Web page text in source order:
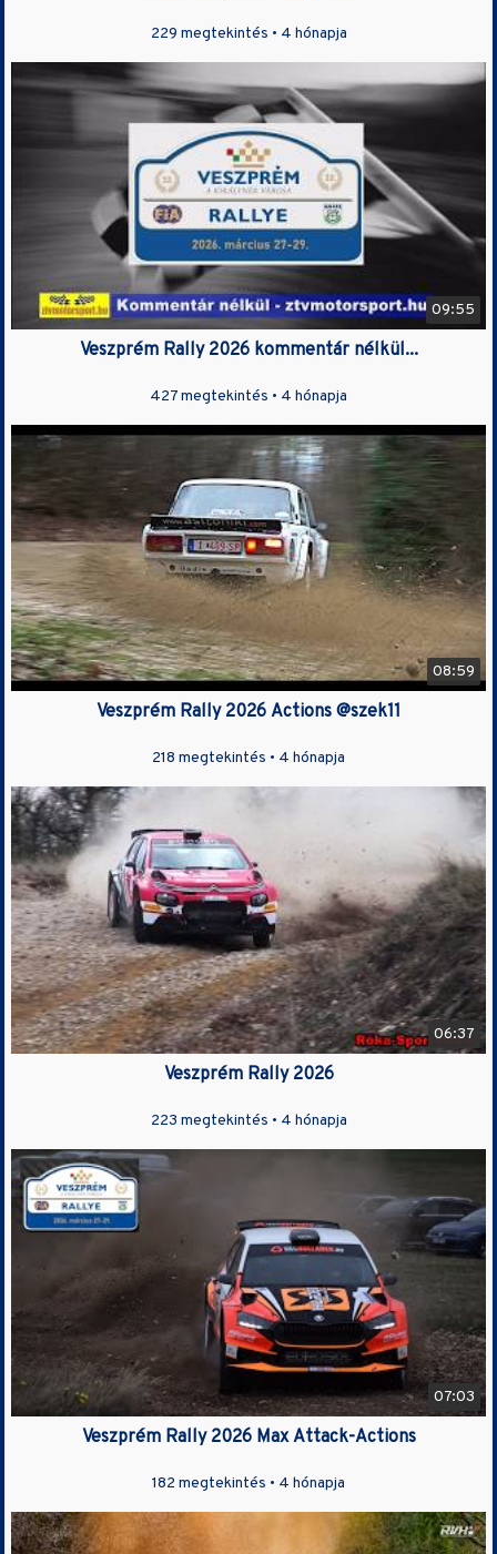
229 megtekintés • 4 hónapja
09:55
Veszprém Rally 2026 kommentár nélkül...
427 megtekintés • 4 hónapja
08:59
Veszprém Rally 2026 Actions @szek11
218 megtekintés • 4 hónapja
06:37
Veszprém Rally 2026
223 megtekintés • 4 hónapja
07:03
Veszprém Rally 2026 Max Attack-Actions
182 megtekintés • 4 hónapja